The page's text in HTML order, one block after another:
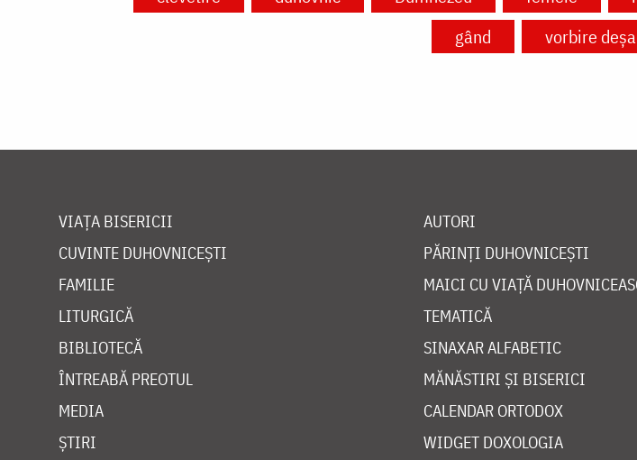
gând
vorbire
VIAȚA BISERICII
CUVINTE DUHOVNICEȘTI
FAMILIE
LITURGICĂ
BIBLIOTECĂ
ÎNTREABĂ PREOTUL
MEDIA
ȘTIRI
AUTORI
PĂRINȚI DUHOVNICEȘTI
MAICI CU VIAȚĂ
TEMATICĂ
SINAXAR ALFABETIC
MĂNĂSTIRI ȘI BISERICI
CALENDAR ORTODOX
WIDGET DOXOLOGIA